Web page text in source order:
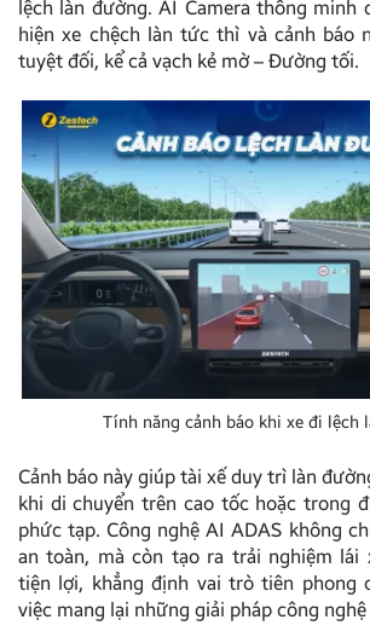
lệch làn đường. AI Camera thông minh
hiện xe chệch làn tức thì và cảnh báo
tuyệt đối, kể cả vạch kẻ mờ – Đường tối.
Tính năng cảnh báo khi xe đi lệch
Cảnh báo này giúp tài xế duy trì làn
khi di chuyển trên cao tốc hoặc trong
phức tạp. Công nghệ AI ADAS không
an toàn, mà còn tạo ra trải nghiệm lái
tiện lợi, khẳng định vai trò tiên phong
việc mang lại những giải pháp công